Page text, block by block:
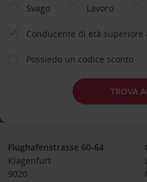
Svago
Lavoro
Conducente di età superiore
Possiedo un codice sconto
TROVA
Flughafenstrasse 60-64
Klagenfurt
9020